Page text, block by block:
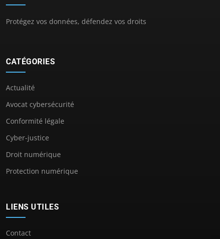
Protégez vos données, défendez vos droits
CATÉGORIES
Actualité
Avocat cybersécurité
Conformité légale
Cyber-justice
Droit numérique
Protection numérique
LIENS UTILES
Contact